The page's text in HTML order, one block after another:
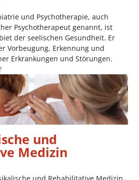
und Psychotherapie, auch
Psychotherapeut genannt, ist
der seelischen Gesundheit. Er
Vorbeugung, Erkennung und
Erkrankungen und Störungen.
und
Medizin